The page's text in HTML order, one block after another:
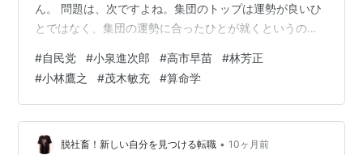
ん。 問題は、次ですよね。集団のトップは運勢が良いひ
とではなく、集団の運勢に合ったひとが就くというのが
者の宿命をザックリ観てみました。資質や実力などの現
実を無視した、あくまで運勢だけの話です。 ◇小泉進次
郎氏 議員票ではトップ予想ですが、運勢は極めて不安定
[初当選は大運・年運ともに天中殺]で、自民党を改革する
には良い[日干支と月干支が納音]のですが、如何せん政治
#自民党 #小泉進次郎 #高市早苗 #林芳正
#小林鷹之 #茂木敏充 #算命学
脱社畜！新しい自分を見つける転職 • 10ヶ月前